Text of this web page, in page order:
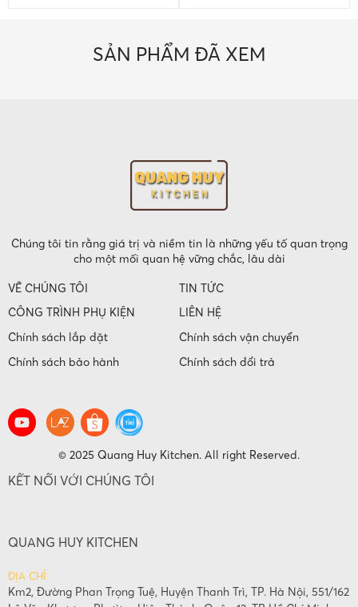
SẢN PHẨM ĐÃ XEM
Chúng tôi tin rằng giá trị và niềm tin là những yếu tố quan trọng
cho một mối quan hệ vững chắc, lâu dài
VỀ CHÚNG TÔI
TIN TỨC
CÔNG TRÌNH PHỤ KIỆN
LIÊN HỆ
Chính sách lắp đặt
Chính sách vận chuyển
Chính sách bảo hành
Chính sách đổi trả
© 2025 Quang Huy Kitchen. All right Reserved.
KẾT NỐI VỚI CHÚNG TÔI
QUANG HUY KITCHEN
ĐỊA CHỈ
Km2, Đường Phan Trọng Tuệ, Huyện Thanh Trì, TP. Hà Nội, 551/162